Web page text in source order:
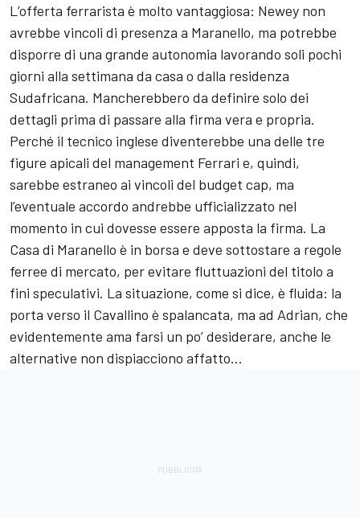
L’offerta ferrarista è molto vantaggiosa: Newey non
avrebbe vincoli di presenza a Maranello, ma potrebbe
disporre di una grande autonomia lavorando soli pochi
giorni alla settimana da casa o dalla residenza
Sudafricana. Mancherebbero da definire solo dei
dettagli prima di passare alla firma vera e propria.
Perché il tecnico inglese diventerebbe una delle tre
figure apicali del management Ferrari e, quindi,
sarebbe estraneo ai vincoli del budget cap, ma
l’eventuale accordo andrebbe ufficializzato nel
momento in cui dovesse essere apposta la firma. La
Casa di Maranello è in borsa e deve sottostare a regole
ferree di mercato, per evitare fluttuazioni del titolo a
fini speculativi. La situazione, come si dice, è fluida: la
porta verso il Cavallino è spalancata, ma ad Adrian, che
evidentemente ama farsi un po’ desiderare, anche le
alternative non dispiacciono affatto…